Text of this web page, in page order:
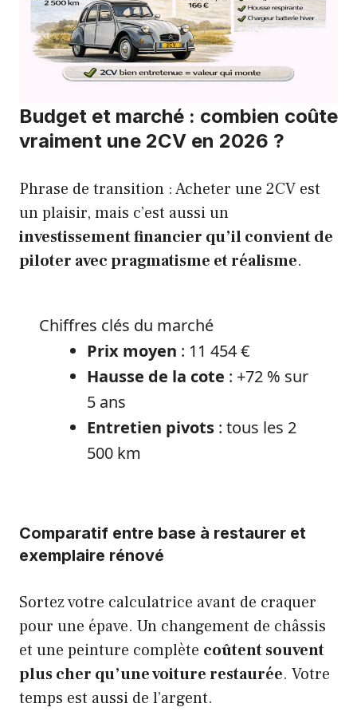
Budget et marché : combien coûte
vraiment une 2CV en 2026 ?
Phrase de transition : Acheter une 2CV est
un plaisir, mais c’est aussi un
investissement financier qu’il convient de
piloter avec pragmatisme et réalisme.
Chiffres clés du marché
Prix moyen : 11 454 €
Hausse de la cote : +72 % sur
5 ans
Entretien pivots : tous les 2
500 km
Comparatif entre base à restaurer et
exemplaire rénové
Sortez votre calculatrice avant de craquer
pour une épave. Un changement de châssis
et une peinture complète coûtent souvent
plus cher qu’une voiture restaurée. Votre
temps est aussi de l’argent.